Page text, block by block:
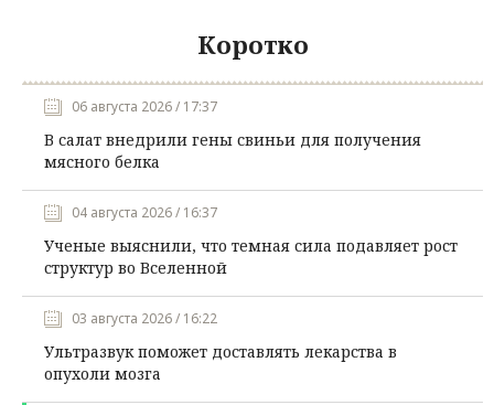
Коротко
06 августа 2026 / 17:37
В салат внедрили гены свиньи для получения
мясного белка
04 августа 2026 / 16:37
Ученые выяснили, что темная сила подавляет рост
структур во Вселенной
03 августа 2026 / 16:22
Ультразвук поможет доставлять лекарства в
опухоли мозга